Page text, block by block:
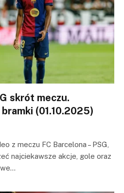
skrót meczu.
(01.10.2025)
z meczu FC Barcelona – PSG,
najciekawsze akcje, gole oraz